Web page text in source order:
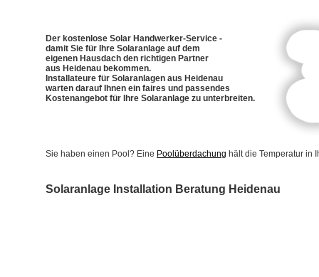
Der kostenlose Solar Handwerker-Service -
damit Sie für Ihre Solaranlage auf dem
eigenen Hausdach den richtigen Partner
aus Heidenau bekommen.
Installateure für Solaranlagen aus Heidenau
warten darauf Ihnen ein faires und passendes
Kostenangebot für Ihre Solaranlage zu unterbreiten.
Sie haben einen Pool? Eine Poolüberdachung hält die Temperatur in
Solaranlage Installation Beratung Heidenau